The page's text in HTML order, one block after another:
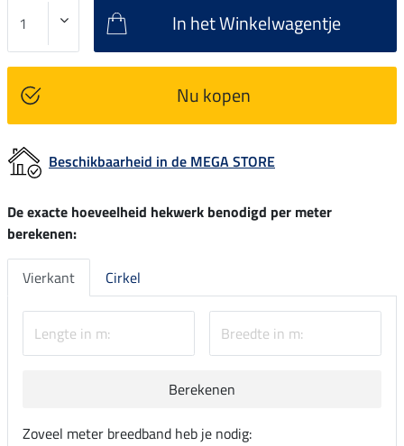
In het Winkelwagentje
Nu kopen
Beschikbaarheid in de MEGA STORE
De exacte hoeveelheid hekwerk benodigd per meter
berekenen:
Vierkant Cirkel
Berekenen
Zoveel meter breedband heb je nodig: